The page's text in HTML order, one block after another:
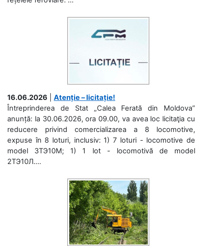
16.06.2026
Atenție – licitație!
Întreprinderea de Stat „Calea Ferată din Moldova”
anunță: la 30.06.2026, ora 09.00, va avea loc licitaţia cu
reducere privind comercializarea a 8 locomotive,
expuse în 8 loturi, inclusiv: 1) 7 loturi - locomotive de
model 3ТЭ10М; 1) 1 lot - locomotivă de model
2ТЭ10Л....